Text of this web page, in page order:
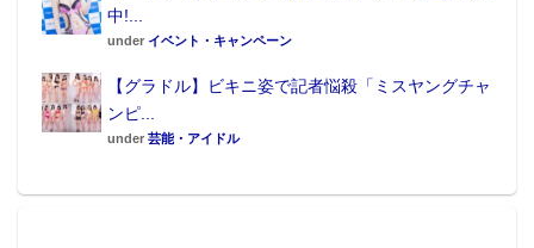
中!...
under イベント・キャンペーン
【グラドル】ビキニ姿で記者悩殺「ミスヤングチャ
ンピ...
under 芸能・アイドル